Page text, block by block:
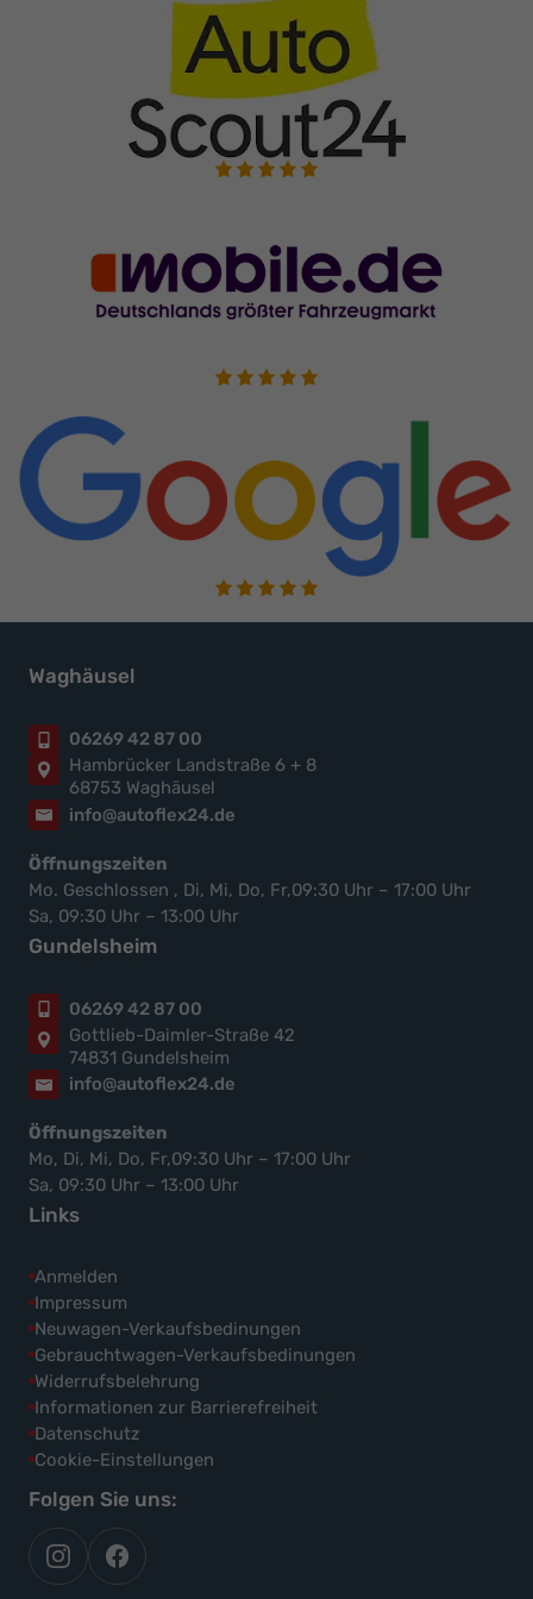
Waghäusel
06269 42 87 00
Hambrücker Landstraße 6 + 8
68753 Waghäusel
info@autoflex24.de
Öffnungszeiten
Mo. Geschlossen , Di, Mi, Do, Fr,09:30 Uhr – 17:00 Uhr
Sa, 09:30 Uhr – 13:00 Uhr
Gundelsheim
06269 42 87 00
Gottlieb-Daimler-Straße 42
74831 Gundelsheim
info@autoflex24.de
Öffnungszeiten
Mo, Di, Mi, Do, Fr,09:30 Uhr – 17:00 Uhr
Sa, 09:30 Uhr – 13:00 Uhr
Links
Anmelden
Impressum
Neuwagen-Verkaufsbedinungen
Gebrauchtwagen-Verkaufsbedinungen
Widerrufsbelehrung
Informationen zur Barrierefreiheit
Datenschutz
Cookie-Einstellungen
Folgen Sie uns:
autoflex
auf
autoflex24
auf